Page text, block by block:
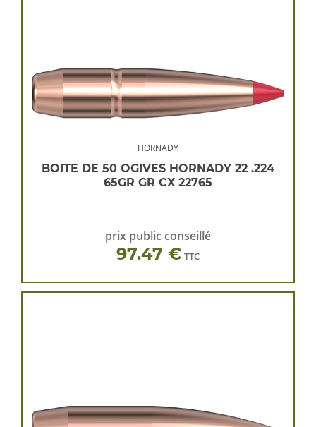
HORNADY
BOITE DE 50 OGIVES HORNADY 22 .224
65GR GR CX 22765
prix public conseillé
97.47 € TTC